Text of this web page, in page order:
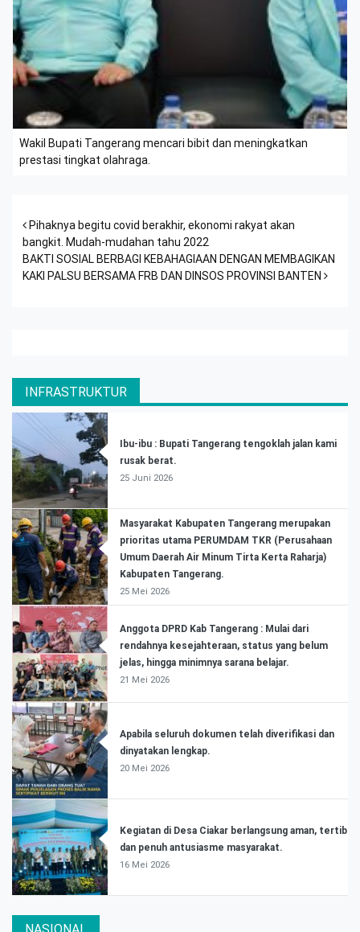
Wakil Bupati Tangerang mencari bibit dan meningkatkan
prestasi tingkat olahraga.
Post navigation
Pihaknya begitu covid berakhir, ekonomi rakyat akan
bangkit. Mudah-mudahan tahu 2022
BAKTI SOSIAL BERBAGI KEBAHAGIAAN DENGAN MEMBAGIKAN
KAKI PALSU BERSAMA FRB DAN DINSOS PROVINSI BANTEN
INFRASTRUKTUR
Ibu-ibu : Bupati Tangerang tengoklah jalan kami
rusak berat.
25 Juni 2026
Masyarakat Kabupaten Tangerang merupakan
prioritas utama PERUMDAM TKR (Perusahaan
Umum Daerah Air Minum Tirta Kerta Raharja)
Kabupaten Tangerang.
25 Mei 2026
Anggota DPRD Kab Tangerang : Mulai dari
rendahnya kesejahteraan, status yang belum
jelas, hingga minimnya sarana belajar.
21 Mei 2026
Apabila seluruh dokumen telah diverifikasi dan
dinyatakan lengkap.
20 Mei 2026
Kegiatan di Desa Ciakar berlangsung aman, tertib
dan penuh antusiasme masyarakat.
16 Mei 2026